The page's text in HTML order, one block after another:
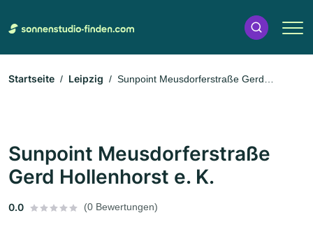
Startseite Leipzig
Sunpoint Meusdorferstraße Gerd
Sunpoint Meusdorferstraße
Gerd Hollenhorst e. K.
0.0 (0 Bewertungen)